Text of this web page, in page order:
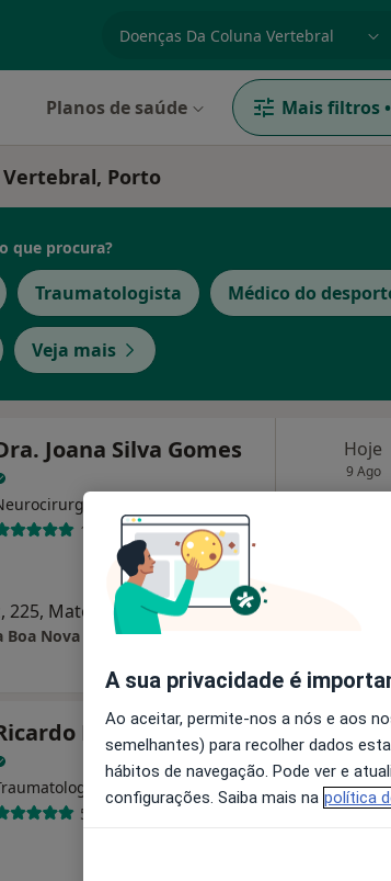
Planos de saúde Mais filtros •
Vertebral, Porto
que procura?
Traumatologista Médico do
Veja mais
Joana Silva Gomes
1 opinião
225, Matosinhos•Mapa
Boa Nova
Hoje
9 Ago
Rodrigues-Pinto
5 opiniões
Hoje
9 Ago
A sua privacidade é
Ao aceitar, permite-nos a nós e aos
semelhantes) para recolher dados
hábitos de navegação. Pode ver e
configurações. Saiba mais na política